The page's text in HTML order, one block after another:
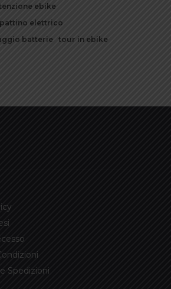
ebike
elettrico
batterie
tour in ebike
Spedizioni